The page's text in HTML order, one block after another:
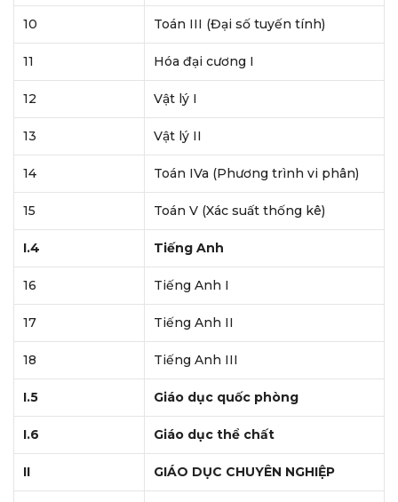
10 Toán III (Đại số tuyến tính)
11 Hóa đại cương I
12 Vật lý I
13 Vật lý II
14 Toán IVa (Phương trình vi phân)
15 Toán V (Xác suất thống kê)
I.4 Tiếng Anh
16 Tiếng Anh I
17 Tiếng Anh II
18 Tiếng Anh III
I.5 Giáo dục quốc phòng
I.6 Giáo dục thể chất
II GIÁO DỤC CHUYÊN NGHIỆP